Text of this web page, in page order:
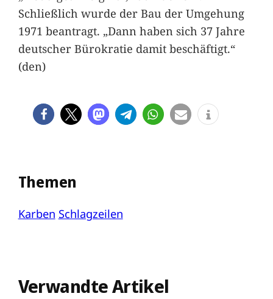
Schließlich wurde der Bau der Umgehung
1971 beantragt. „Dann haben sich 37 Jahre
deutscher Bürokratie damit beschäftigt.“
(den)
Themen
Karben Schlagzeilen
Verwandte Artikel